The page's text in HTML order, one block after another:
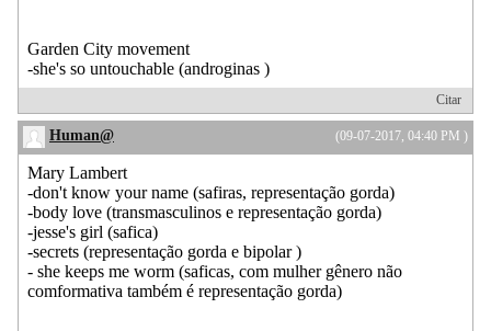
Garden City movement
-she's so untouchable (androginas )
Citar
(09-07-2017, 04:40 PM )
Human@
Mary Lambert
-don't know your name (safiras, representação gorda)
-body love (transmasculinos e representação gorda)
-jesse's girl (safica)
-secrets (representação gorda e bipolar )
- she keeps me worm (saficas, com mulher gênero não
comformativa também é representação gorda)